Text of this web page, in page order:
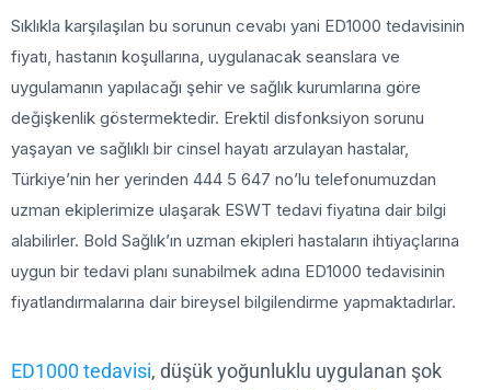
Sıklıkla karşılaşılan bu sorunun cevabı yani ED1000
fiyatı, hastanın koşullarına, uygulanacak seanslara ve
uygulamanın yapılacağı şehir ve sağlık kurumlarına göre
değişkenlik göstermektedir. Erektil disfonksiyon sorunu
yaşayan ve sağlıklı bir cinsel hayatı arzulayan hastalar,
Türkiye’nin her yerinden 444 5 647 no’lu telefonumuzdan
uzman ekiplerimize ulaşarak ESWT tedavi fiyatına dair bilgi
alabilirler. Bold Sağlık’ın uzman ekipleri hastaların
uygun bir tedavi planı sunabilmek adına ED1000 tedavisinin
fiyatlandırmalarına dair bireysel bilgilendirme
ED1000 tedavisi, düşük yoğunluklu uygulanan şok